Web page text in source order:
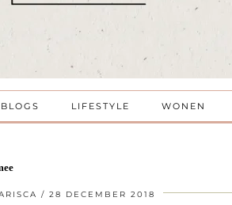
LIFESTYLE WONEN
28 DECEMBER 2018